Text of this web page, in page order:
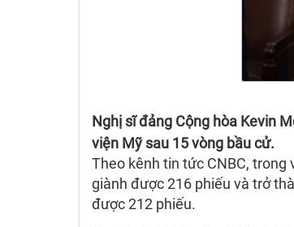
Nghị sĩ đảng Cộng hòa Kevin
viện Mỹ sau 15 vòng bầu cử.
Theo kênh tin tức CNBC, trong
giành được 216 phiếu và trở
được 212 phiếu.